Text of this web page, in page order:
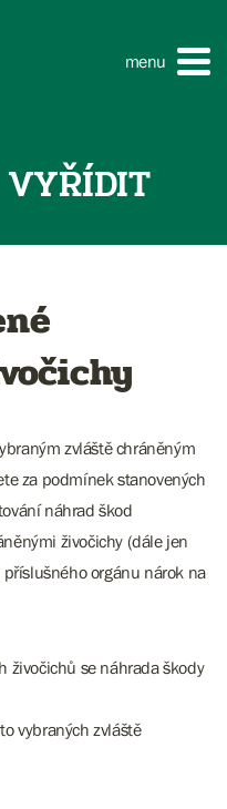
menu
zvláště chráněným
za podmínek stanovených
náhrad škod
živočichy (dále jen
orgánu nárok na
živočichů se náhrada škody
vybraných zvláště